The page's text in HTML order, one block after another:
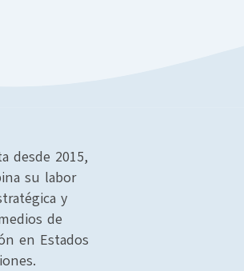
desde 2015,
su labor
y
de
en Estados